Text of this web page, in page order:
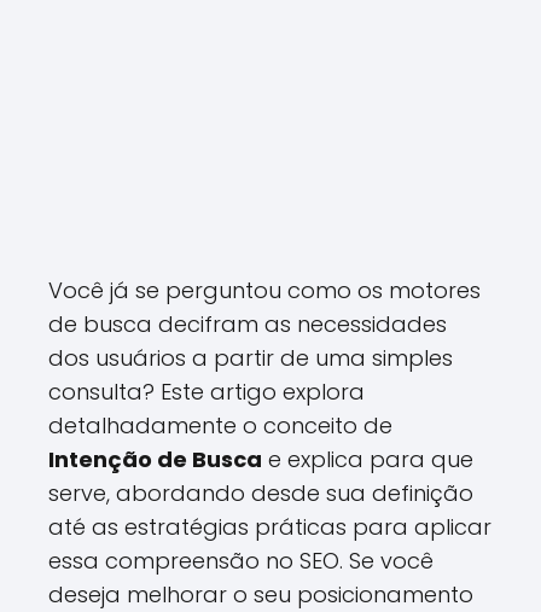
Você já se perguntou como os motores
de busca decifram as necessidades
dos usuários a partir de uma simples
consulta? Este artigo explora
detalhadamente o conceito de
Intenção de Busca e explica para que
serve, abordando desde sua definição
até as estratégias práticas para aplicar
essa compreensão no SEO. Se você
deseja melhorar o seu posicionamento